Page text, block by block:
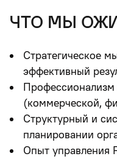
что мы
Стратегическое
эффективный
Профессионализм
(коммерческой,
Структурный и
планировании
Опыт управления